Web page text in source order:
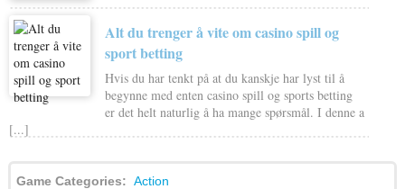
Alt du trenger å vite om casino spill og
sport betting
Hvis du har tenkt på at du kanskje har lyst til å
begynne med enten casino spill og sports betting
er det helt naturlig å ha mange spørsmål. I denne a
[...]
Game Categories: Action